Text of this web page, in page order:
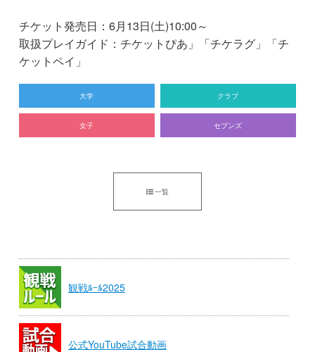
チケット発売日：6月13日(土)10:00～
取扱プレイガイド：チケットぴあ」「チケラグ」「チ
ケットペイ」
大学 クラブ
女子 セブンズ
一覧
観戦ﾙｰﾙ2025
公式YouTube試合動画